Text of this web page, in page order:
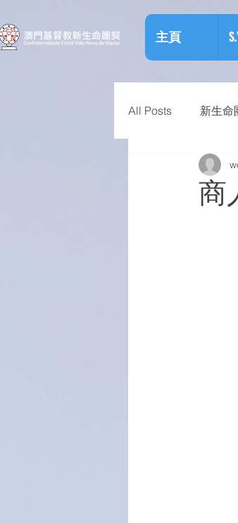
主頁
All Posts 新生命
相關資訊
商